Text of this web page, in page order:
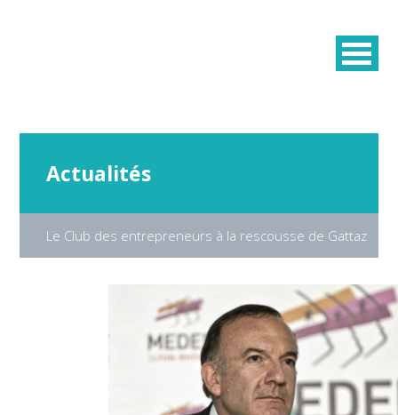
Actualités
Le Club des entrepreneurs à la rescousse de Gattaz